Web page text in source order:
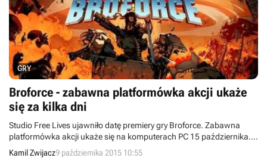
GRY
Broforce - zabawna platformówka akcji ukaże
się za kilka dni
Studio Free Lives ujawniło datę premiery gry Broforce. Zabawna
platformówka akcji ukaże się na komputerach PC 15 października.
Obecnie możecie jednak zaopatrzyć się w wersję ze Steam Early
Kamil Zwijacz9 października 2015 10:55